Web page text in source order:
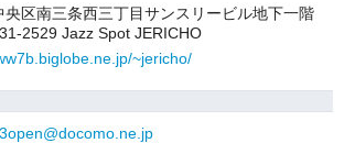
央区南三条西三丁目サンスリービル地下一階
2529 Jazz Spot JERICHO
~jericho/